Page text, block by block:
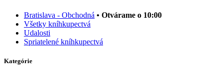
Bratislava - Obchodná • Otvárame o 10:00
Všetky kníhkupectvá
Udalosti
Spriatelené kníhkupectvá
Kategórie